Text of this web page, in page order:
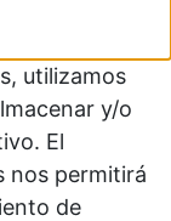
utilizamos
y/o
El
nos permitirá
de